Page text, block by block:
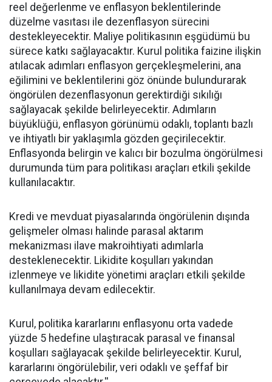
reel değerlenme ve enflasyon beklentilerinde
düzelme vasıtası ile dezenflasyon sürecini
destekleyecektir. Maliye politikasının eşgüdümü bu
sürece katkı sağlayacaktır. Kurul politika faizine ilişkin
atılacak adımları enflasyon gerçekleşmelerini, ana
eğilimini ve beklentilerini göz önünde bulundurarak
öngörülen dezenflasyonun gerektirdiği sıkılığı
sağlayacak şekilde belirleyecektir. Adımların
büyüklüğü, enflasyon görünümü odaklı, toplantı bazlı
ve ihtiyatlı bir yaklaşımla gözden geçirilecektir.
Enflasyonda belirgin ve kalıcı bir bozulma öngörülmesi
durumunda tüm para politikası araçları etkili şekilde
kullanılacaktır.
Kredi ve mevduat piyasalarında öngörülenin dışında
gelişmeler olması halinde parasal aktarım
mekanizması ilave makroihtiyati adımlarla
desteklenecektir. Likidite koşulları yakından
izlenmeye ve likidite yönetimi araçları etkili şekilde
kullanılmaya devam edilecektir.
Kurul, politika kararlarını enflasyonu orta vadede
yüzde 5 hedefine ulaştıracak parasal ve finansal
koşulları sağlayacak şekilde belirleyecektir. Kurul,
kararlarını öngörülebilir, veri odaklı ve şeffaf bir